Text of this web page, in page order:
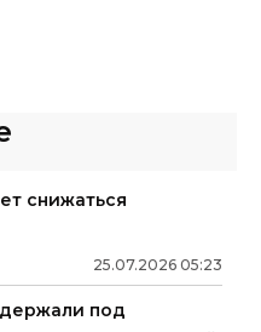
снижаться
25.07.2026 05:23
под